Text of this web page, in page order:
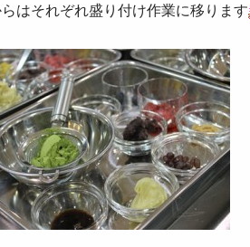
はそれぞれ盛り付け作業に移ります